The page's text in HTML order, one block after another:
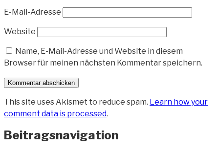
E-Mail-Adresse
Website
Name, E-Mail-Adresse und Website in diesem
Browser für meinen nächsten Kommentar speichern.
This site uses Akismet to reduce spam. Learn how your
comment data is processed.
Beitragsnavigation